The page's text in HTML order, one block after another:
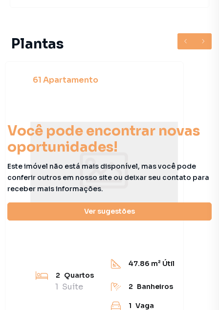
Você pode encontrar novas
oportunidades!
Este imóvel não está mais disponível, mas você pode
conferir outros em nosso site ou deixar seu contato para
receber mais informações.
Ver sugestões
Plantas
61 Apartamento
2 Quartos
1 Suíte
47.86 m² Útil
2 Banheiros
1 Vaga